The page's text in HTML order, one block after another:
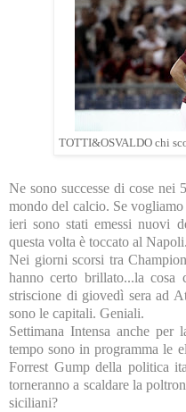
TOTTI&OSVALDO chi
Ne sono successe di cose nei
mondo del calcio. Se
ieri sono stati emessi nuovi
questa volta è toccato al Napoli.
Nei giorni scorsi tra
hanno certo brillato...la
striscione di giovedì sera ad
sono le capitali. Geniali.
Settimana Intensa anche
tempo sono in programma le
Forrest Gump della politica
torneranno a scaldare la
siciliani?